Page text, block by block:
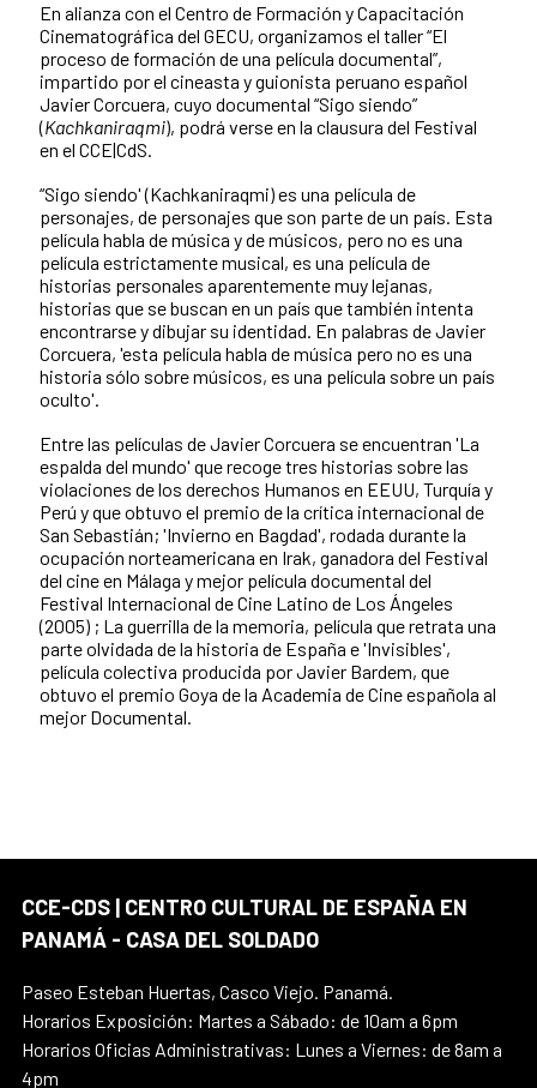
En alianza con el Centro de Formación y Capacitación
Cinematográfica del GECU, organizamos el taller “El
proceso de formación de una película documental”,
impartido por el cineasta y guionista peruano español
Javier Corcuera, cuyo documental “Sigo siendo”
(Kachkaniraqmi), podrá verse en la clausura del Festival
en el CCE|CdS.
“Sigo siendo' (Kachkaniraqmi) es una película de
personajes, de personajes que son parte de un país. Esta
película habla de música y de músicos, pero no es una
película estrictamente musical, es una película de
historias personales aparentemente muy lejanas,
historias que se buscan en un país que también intenta
encontrarse y dibujar su identidad. En palabras de Javier
Corcuera, 'esta película habla de música pero no es una
historia sólo sobre músicos, es una película sobre un país
oculto'.
Entre las películas de Javier Corcuera se encuentran 'La
espalda del mundo' que recoge tres historias sobre las
violaciones de los derechos Humanos en EEUU, Turquía y
Perú y que obtuvo el premio de la crítica internacional de
San Sebastián; 'Invierno en Bagdad', rodada durante la
ocupación norteamericana en Irak, ganadora del Festival
del cine en Málaga y mejor película documental del
Festival Internacional de Cine Latino de Los Ángeles
(2005) ; La guerrilla de la memoria, película que retrata una
parte olvidada de la historia de España e 'Invisibles',
película colectiva producida por Javier Bardem, que
obtuvo el premio Goya de la Academia de Cine española al
mejor Documental.
CCE-CDS | CENTRO CULTURAL DE ESPAÑA EN
PANAMÁ - CASA DEL SOLDADO
Paseo Esteban Huertas, Casco Viejo. Panamá.
Horarios Exposición: Martes a Sábado: de 10am a 6pm
Horarios Oficias Administrativas: Lunes a Viernes: de 8am a
4pm